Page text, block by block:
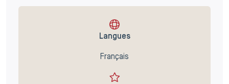
Langues
Français